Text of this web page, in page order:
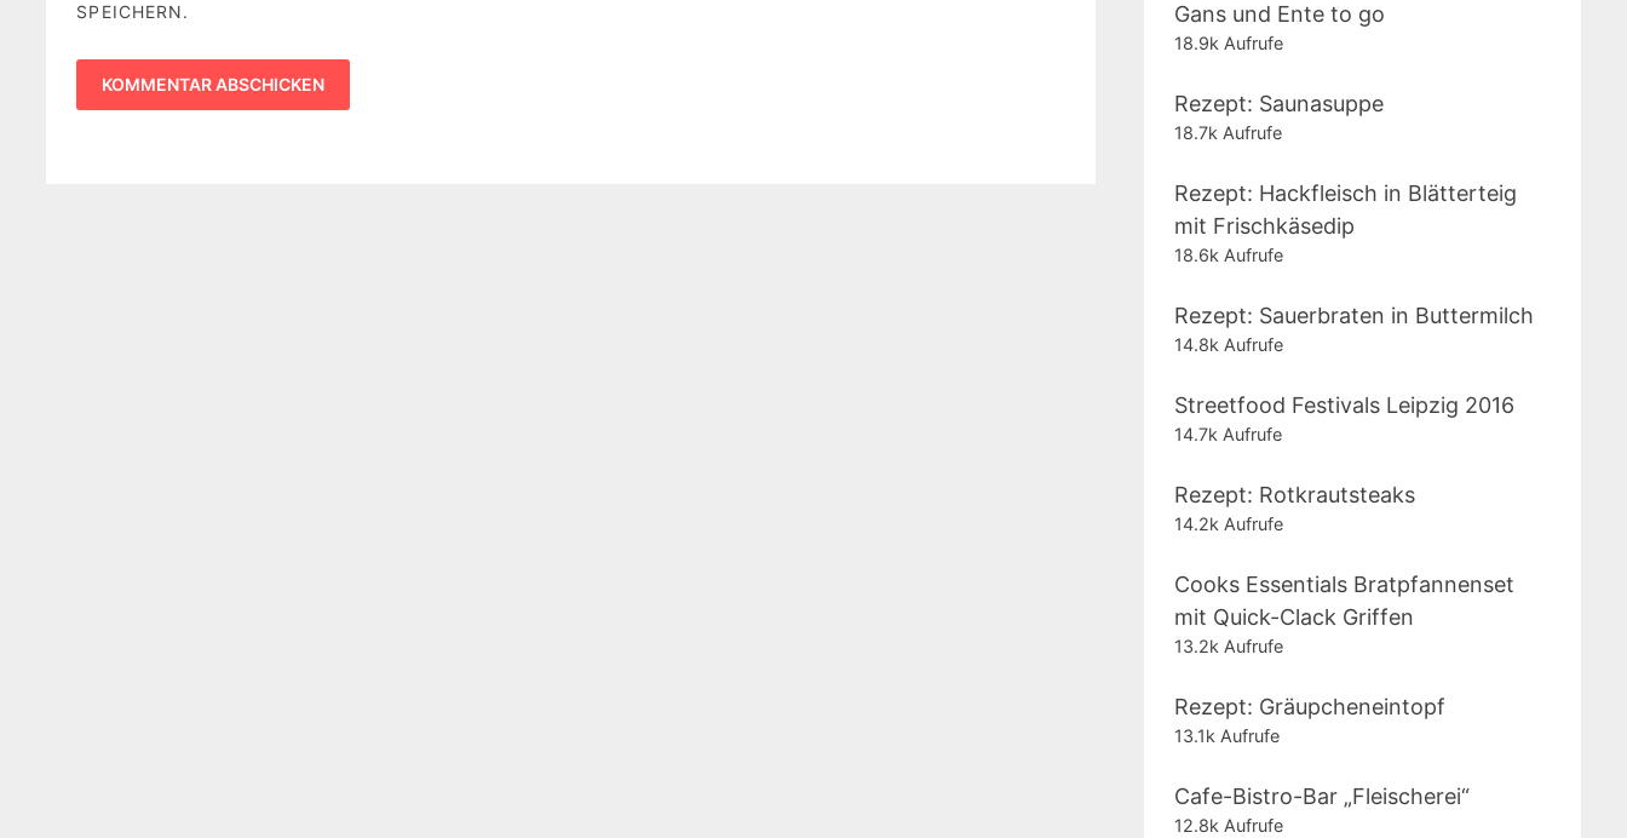
SPEICHERN.
Gans und Ente to go
18.9k Aufrufe
Rezept: Saunasuppe
18.7k Aufrufe
Rezept: Hackfleisch in Blätterteig
mit Frischkäsedip
18.6k Aufrufe
Rezept: Sauerbraten in Buttermilch
14.8k Aufrufe
Streetfood Festivals Leipzig 2016
14.7k Aufrufe
Rezept: Rotkrautsteaks
14.2k Aufrufe
Cooks Essentials Bratpfannenset
mit Quick-Clack Griffen
13.2k Aufrufe
Rezept: Gräupcheneintopf
13.1k Aufrufe
Cafe-Bistro-Bar „Fleischerei“
12.8k Aufrufe